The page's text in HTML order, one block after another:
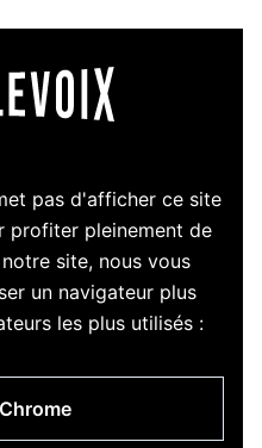
pas d'afficher ce site
profiter pleinement de
site, nous vous
un navigateur plus
les plus utilisés :